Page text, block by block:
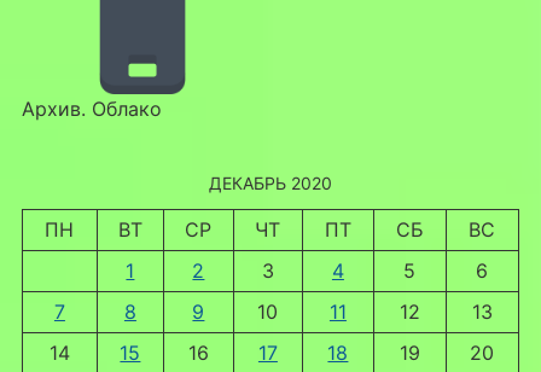
Архив. Облако
ДЕКАБРЬ 2020
ПН ВТ СР ЧТ ПТ СБ
ВС
1
2 3 4 5
6
7
8 9 10 11 12
13
14
15 16 17 18 19
20